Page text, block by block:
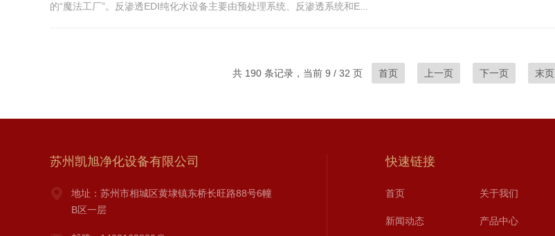
的“魔法工厂”。反渗透EDI纯化水设备主要由预处理系统、反渗透系统和E...
共 190 条记录，当前 9 / 32 页 首页 上一页 下一页 末页
苏州凯旭净化设备有限公司
地址：苏州市相城区黄埭镇东桥长旺路88号6幢
B区一层
快速链接
首页 关于我们
新闻动态 产品中心